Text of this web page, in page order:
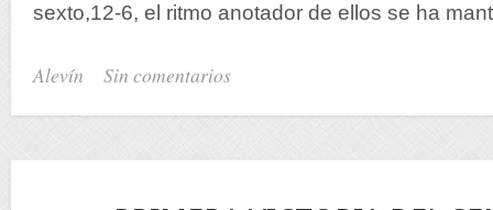
sexto,12-6, el ritmo anotador de ellos se ha
Alevín Sin comentarios